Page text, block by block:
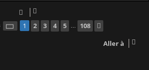
Page 1sur 108
1 2 3 4 5 … 108
Aller à